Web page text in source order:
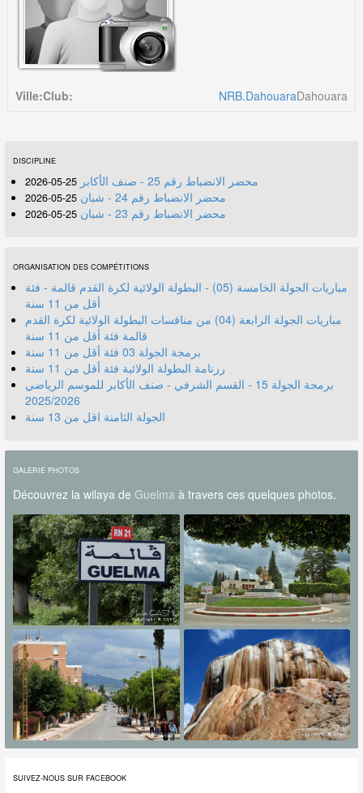
Ville: Dahouara
Club: NRB.Dahouara
DISCIPLINE
محضر الانضباط رقم 25 - صنف الأكابر 25-05-2026
محضر الانضباط رقم 24 - شبان 25-05-2026
محضر الانضباط رقم 23 - شبان 25-05-2026
ORGANISATION DES COMPÉTITIONS
مباريات الجولة الخامسة (05) - البطولة الولائية لكرة القدم قالمة - فئة
أقل من 11 سنة
مباريات الجولة الرابعة (04) من منافسات البطولة الولائية لكرة القدم
قالمة فئة أقل من 11 سنة
برمجة الجولة 03 فئة أقل من 11 سنة
رزنامة البطولة الولائية فئة أقل من 11 سنة
برمجة الجولة 15 - القسم الشرفي - صنف الأكابر للموسم الرياضي
2025/2026
الجولة الثامنة اقل من 13 سنة
GALERIE PHOTOS
Découvrez la wilaya de Guelmaà travers ces quelques photos.
SUIVEZ-NOUS SUR FACEBOOK